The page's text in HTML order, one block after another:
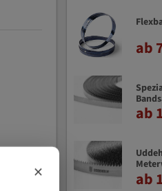
ab
ab
ab
×